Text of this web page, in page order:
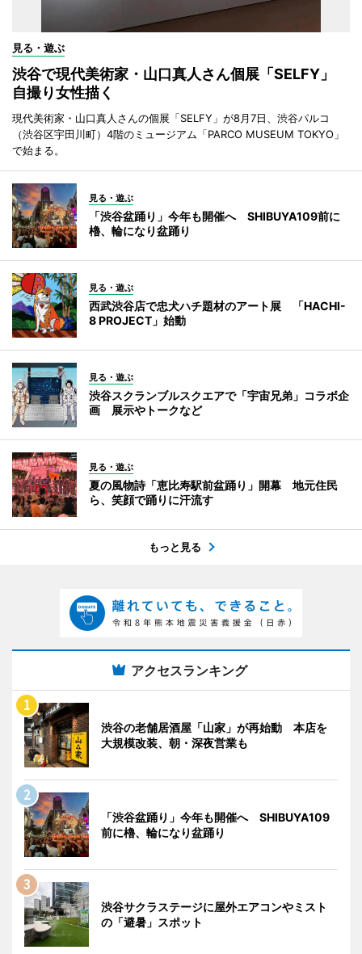
見る・遊ぶ
渋谷で現代美術家・山口真人さん個展「SELFY」
自撮り女性描く
現代美術家・山口真人さんの個展「SELFY」が8月7日、渋谷パルコ
（渋谷区宇田川町）4階のミュージアム「PARCO MUSEUM TOKYO」
で始まる。
見る・遊ぶ
「渋谷盆踊り」今年も開催へ SHIBUYA109前に
櫓、輪になり盆踊り
見る・遊ぶ
西武渋谷店で忠犬ハチ題材のアート展 「HACHI-
8 PROJECT」始動
見る・遊ぶ
渋谷スクランブルスクエアで「宇宙兄弟」コラボ企
画 展示やトークなど
見る・遊ぶ
夏の風物詩「恵比寿駅前盆踊り」開幕 地元住民
ら、笑顔で踊りに汗流す
もっと見る
アクセスランキング
渋谷の老舗居酒屋「山家」が再始動 本店を
大規模改装、朝・深夜営業も
「渋谷盆踊り」今年も開催へ SHIBUYA109
前に櫓、輪になり盆踊り
渋谷サクラステージに屋外エアコンやミスト
の「避暑」スポット